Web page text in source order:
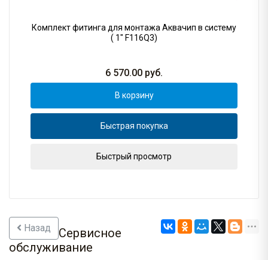
Комплект фитинга для монтажа Аквачип в систему
( 1" F116Q3)
6 570.00 руб.
В корзину
Быстрая покупка
Быстрый просмотр
Назад
Сервисное
обслуживание